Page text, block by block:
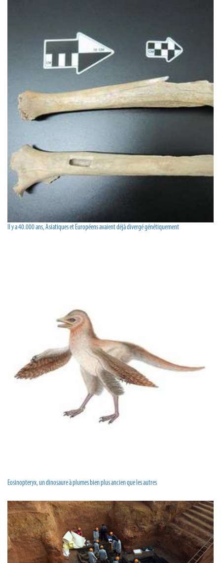
Il y a 40.000 ans, Asiatiques et Européens avaient déjà divergé génétiquement
Eosinopteryx, un dinosaure à plumes bien plus ancien que les autres